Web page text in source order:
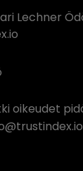
Lechner
oikeudet